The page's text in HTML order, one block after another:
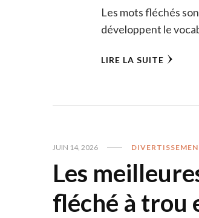
Les mots fléchés
développent le
LIRE LA SUITE
JUIN 14, 2026
Les
fléché à trou